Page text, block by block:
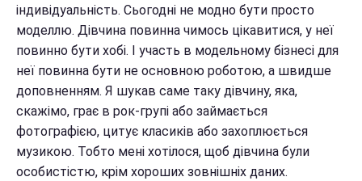
індивідуальність. Сьогодні не модно бути просто
моделлю. Дівчина повинна чимось цікавитися, у неї
повинно бути хобі. І участь в модельному бізнесі для
неї повинна бути не основною роботою, а швидше
доповненням. Я шукав саме таку дівчину, яка,
скажімо, грає в рок-групі або займається
фотографією, цитує класиків або захоплюється
музикою. Тобто мені хотілося, щоб дівчина були
особистістю, крім хороших зовнішніх даних.